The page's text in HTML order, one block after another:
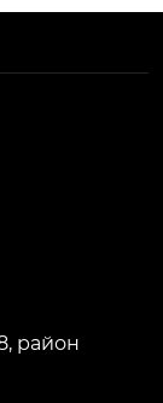
район